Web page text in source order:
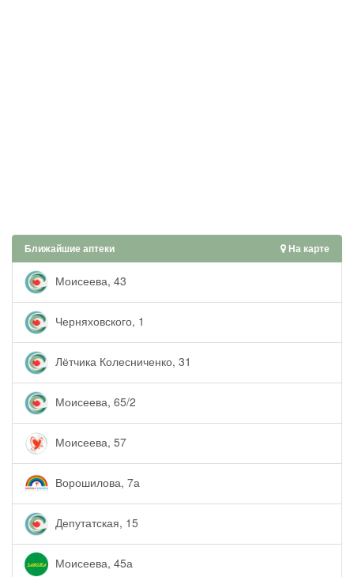
Ближайшие аптеки На карте
Моисеева, 43
Черняховского, 1
Лётчика Колесниченко, 31
Моисеева, 65/2
Моисеева, 57
Ворошилова, 7а
Депутатская, 15
Моисеева, 45а